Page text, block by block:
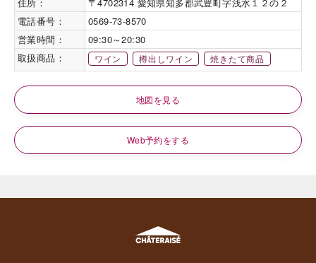
電話番号：
0569-73-8570
営業時間：
09:30～20:30
取扱商品：
ワイン 樽出しワイン 焼きたて商品
地図を見る
Web予約をする